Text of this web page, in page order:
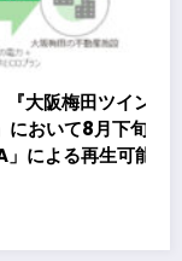
田ツイン
8月下旬
再生可能